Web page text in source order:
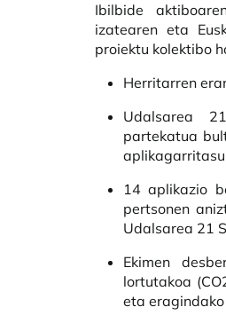
Ibilbide
izatearen eta
proiektu kolektibo
Herritarren
Udalsarea
partekatua
14 aplikazio
pertsonen
Udalsarea 21
Ekimen
lortutakoa
eta